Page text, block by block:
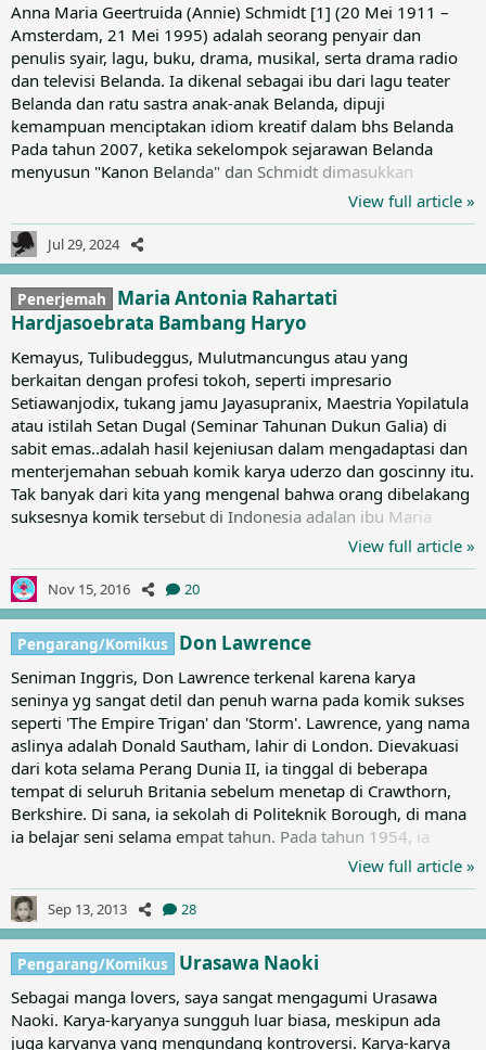
Anna Maria Geertruida (Annie) Schmidt [1] (20 Mei 1911 –
Amsterdam, 21 Mei 1995) adalah seorang penyair dan
penulis syair, lagu, buku, drama, musikal, serta drama radio
dan televisi Belanda. Ia dikenal sebagai ibu dari lagu teater
Belanda dan ratu sastra anak-anak Belanda, dipuji
kemampuan menciptakan idiom kreatif dalam bhs Belanda
Pada tahun 2007, ketika sekelompok sejarawan Belanda
menyusun "Kanon Belanda" dan Schmidt dimasukkan
bersama dengan ikon nasional seperti Vincent van Gogh dan
dan lagunya, itulah sebabnya karyanya menjadi bagian dari
kenangan kolektif Belanda pasca perang dunia. Sumber:
Wikipedia Karya yg terbit di Indonesia: Jip & Janneke (1952-
1957) Minoes (1970)...
View full article »
Jul 29, 2024
Penerjemah
Maria Antonia Rahartati
Hardjasoebrata Bambang Haryo
Kemayus, Tulibudeggus, Mulutmancungus atau yang
berkaitan dengan profesi tokoh, seperti impresario
Setiawanjodix, tukang jamu Jayasupranix, Maestria Yopilatula
atau istilah Setan Dugal (Seminar Tahunan Dukun Galia) di
sabit emas..adalah hasil kejeniusan dalam mengadaptasi dan
menterjemahan sebuah komik karya uderzo dan goscinny itu.
Tak banyak dari kita yang mengenal bahwa orang dibelakang
suksesnya komik tersebut di Indonesia adalan ibu Maria
Antonia Rahartati Hardjasoebrata Bambang Haryo. Seorang
Indonesia Jakarta dan Sarjana Muda IKIP Diponegoro jurusan
Bahasa Prancis. Anak dari C. Hardjasoebrata, pengarang lagu
dolanan jawa gundul pacul dan mentho-menthok ini
mengawali...
View full article »
Nov 15, 2016 20
Pengarang/Komikus Don Lawrence
Seniman Inggris, Don Lawrence terkenal karena karya
seninya yg sangat detil dan penuh warna pada komik sukses
seperti 'The Empire Trigan' dan 'Storm'. Lawrence, yang nama
aslinya adalah Donald Sautham, lahir di London. Dievakuasi
dari kota selama Perang Dunia II, ia tinggal di beberapa
tempat di seluruh Britania sebelum menetap di Crawthorn,
Berkshire. Di sana, ia sekolah di Politeknik Borough, di mana
ia belajar seni selama empat tahun. Pada tahun 1954, ia
membuat debut komiknya, menggambar 'Marvelman' untuk
empat tahun. Great Harold Setelah itu, Lawrence mulai
bekerja untuk Amalgamated Press dan penerbit lainnya,
seperti IPC dan Longacre. Dia sering mengerjakan komik
western...
View full article »
Sep 13, 2013 28
Pengarang/Komikus Urasawa Naoki
Sebagai manga lovers, saya sangat mengagumi Urasawa
Naoki. Karya-karyanya sungguh luar biasa, meskipun ada
juga karyanya yang mengundang kontroversi. Karya-karya